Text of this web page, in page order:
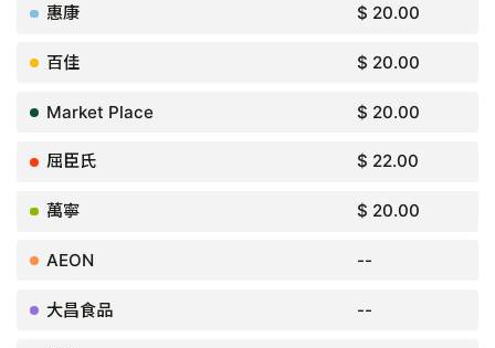
$ 20.00
$ 20.00
$ 20.00
$ 22.00
$ 20.00
--
--